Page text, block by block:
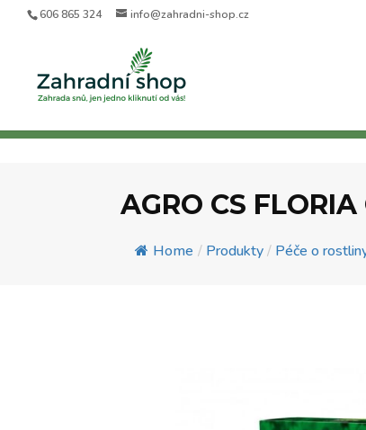
606 865 324 info@zahradni-shop.cz
AGRO CS
Home / Produkty / Péče o